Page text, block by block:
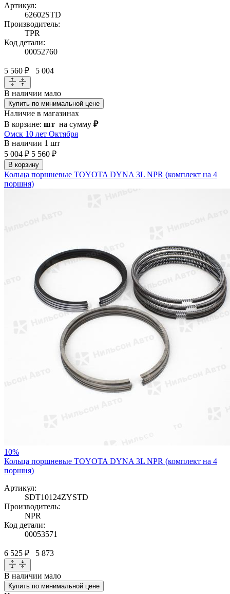
Артикул:
62602STD
Производитель:
TPR
Код детали:
00052760
5 560 ₽ 5 004
В наличии мало
Купить по минимальной цене
Наличие в магазинах
В корзине: шт на сумму ₽
Омск 10 лет Октября
В наличии 1 шт
5 004 ₽ 5 560 ₽
В корзину
Кольца поршневые TOYOTA DYNA 3L NPR (комплект на 4
поршня)
10%
Кольца поршневые TOYOTA DYNA 3L NPR (комплект на 4
поршня)
Артикул:
SDT10124ZYSTD
Производитель:
NPR
Код детали:
00053571
6 525 ₽ 5 873
В наличии мало
Купить по минимальной цене